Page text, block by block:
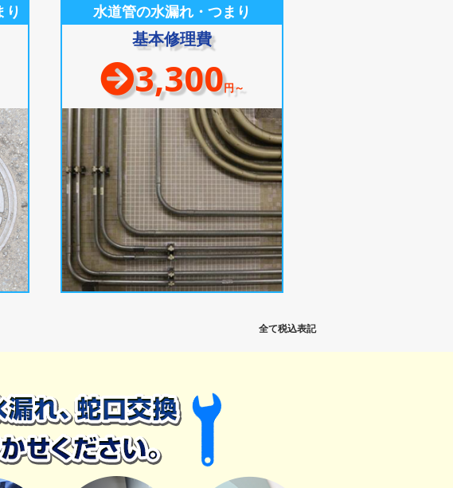
り
水道管の水漏れ・つまり
基本修理費
3,300円～
全て税込表記